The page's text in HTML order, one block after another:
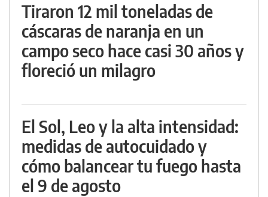
Tiraron 12 mil toneladas de
cáscaras de naranja en un
campo seco hace casi 30 años y
floreció un milagro
El Sol, Leo y la alta intensidad:
medidas de autocuidado y
cómo balancear tu fuego hasta
el 9 de agosto